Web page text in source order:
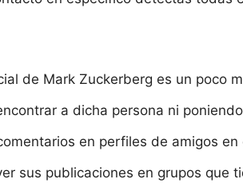
de Mark Zuckerberg es un poco
a dicha persona ni
en perfiles de amigos en
sus publicaciones en grupos que